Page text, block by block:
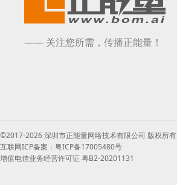
—— 关注您所需，传播正能量！
©2017-2026 深圳市正能量网络技术有限公司 版权所有
互联网ICP备案：粤ICP备17005480号
增值电信业务经营许可证 粤B2-20201131